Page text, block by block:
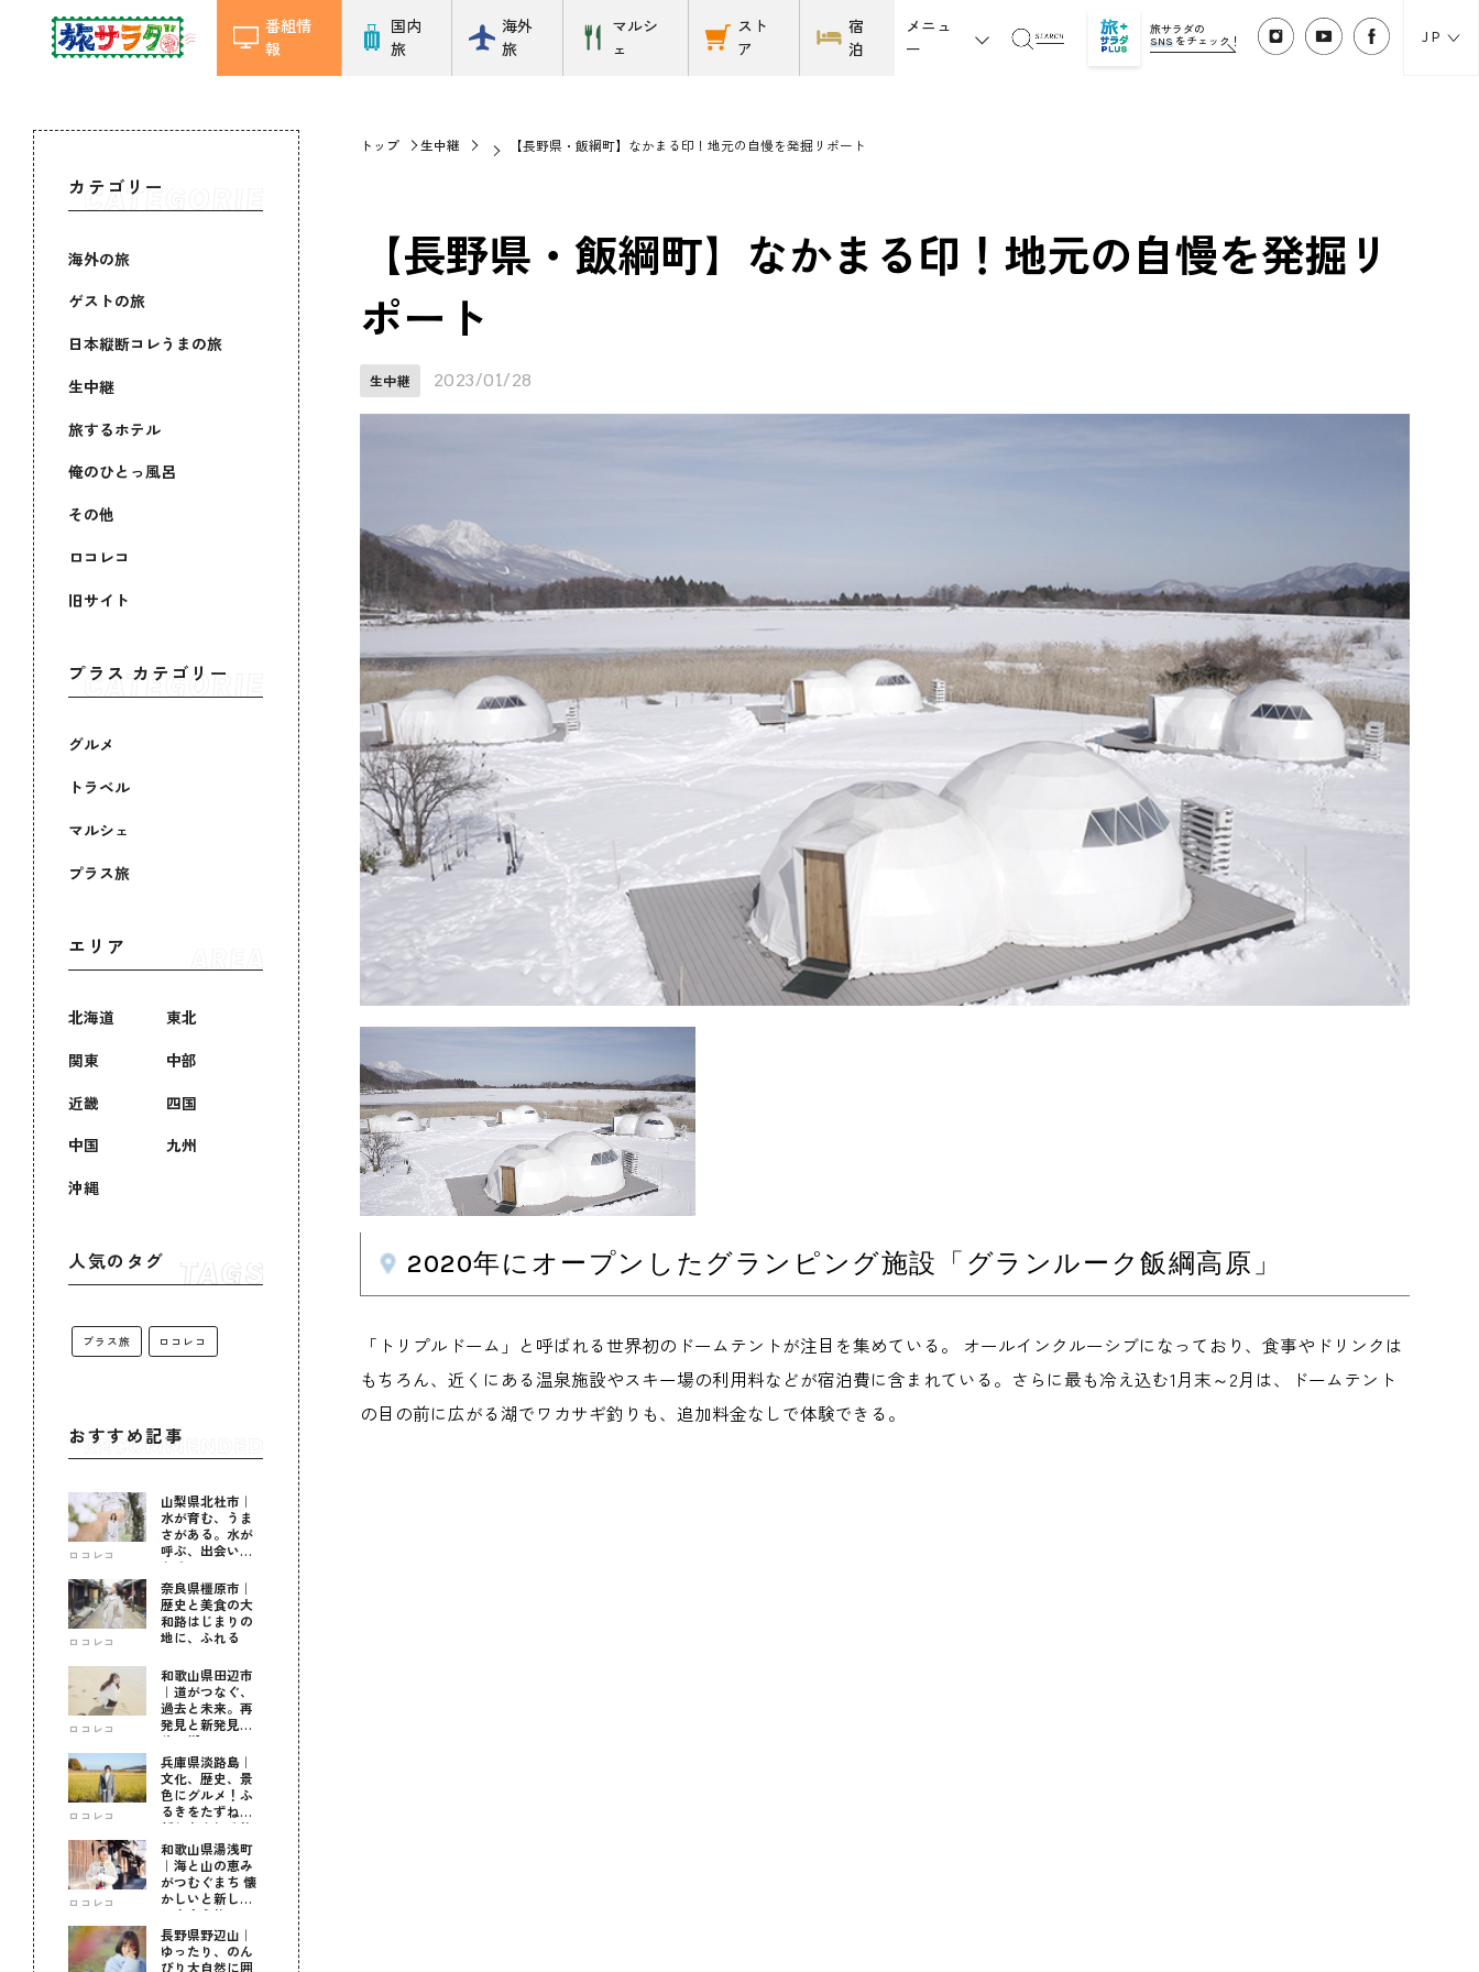
番組情
報
国内
旅
海外
旅
マルシ
ェ
スト
ア
宿
泊
メニュ
ー
旅サラダの
SNS をチェック！ JP
カテゴリー
海外の旅
ゲストの旅
日本縦断コレうまの旅
生中継
旅するホテル
俺のひとっ風呂
その他
ロコレコ
旧サイト
プラス カテゴリー
グルメ
トラベル
マルシェ
プラス旅
エリア
北海道
東北
関東
中部
近畿
四国
中国
九州
沖縄
人気のタグ
プラス旅 ロコレコ
おすすめ記事
ロコレコ
山梨県北杜市｜
水が育む、うま
さがある。水が
呼ぶ、出会いが
ある。
ロコレコ
奈良県橿原市｜
歴史と美食の大
和路はじまりの
地に、ふれる
ロコレコ
和歌山県田辺市
｜道がつなぐ、
過去と未来。再
発見と新発見の
待つ街へ
ロコレコ
兵庫県淡路島｜
文化、歴史、景
色にグルメ！ふ
るきをたずねて
新しきを知る旅
ロコレコ
和歌山県湯浅町
｜海と山の恵み
がつむぐまち 懐
かしいと新しい
に出会う旅
長野県野辺山｜
ゆったり、のん
びり大自然に囲
トップ 生中継 【長野県・飯綱町】なかまる印！地元の自慢を発掘リポート
【長野県・飯綱町】なかまる印！地元の自慢を発掘リ
ポート
生中継 2023/01/28
2020年にオープンしたグランピング施設「グランルーク飯綱高原」
「トリプルドーム」と呼ばれる世界初のドームテントが注目を集めている。 オールインクルーシブになっており、食事やドリンクは
もちろん、近くにある温泉施設やスキー場の利用料などが宿泊費に含まれている。さらに最も冷え込む1月末～2月は、ドームテント
の目の前に広がる湖でワカサギ釣りも、追加料金なしで体験できる。